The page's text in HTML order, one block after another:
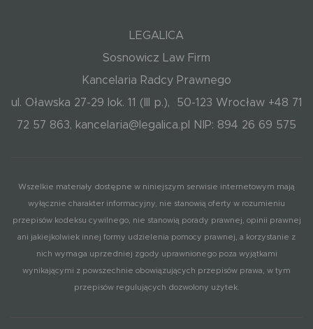
LEGALICA
Sosnowicz Law Firm
Kancelaria Radcy Prawnego
ul. Oławska 27-29 lok. 11 (III p.), 50-123 Wrocław +48 71
72 57 863, kancelaria@legalica.pl NIP: 894 26 69 575
Wszelkie materiały dostępne w niniejszym serwisie internetowym mają
wyłącznie charakter informacyjny, nie stanowią oferty w rozumieniu
przepisów kodeksu cywilnego, nie stanowią porady prawnej, opinii prawnej
ani jakiejkolwiek innej formy udzielenia pomocy prawnej, a korzystanie z
nich wymaga uprzedniej zgody uprawnionego poza wyjątkami
wynikającymi z powszechnie obowiązujących przepisów prawa, w tym
przepisów regulujących dozwolony użytek.